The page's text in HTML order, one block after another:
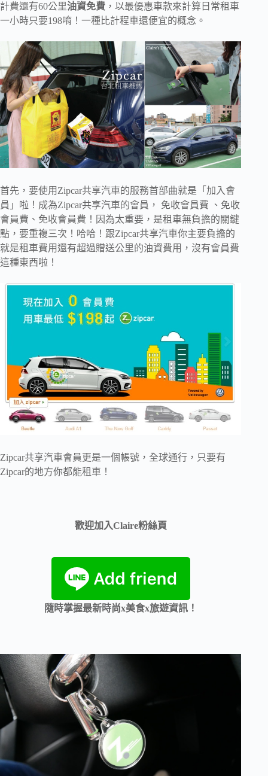
計費還有60公里油資免費 ，以最優惠車款來計算日常租車
一小時只要198唷！一種比計程車還便宜的概念。
首先，要使用Zipcar共享汽車的服務首部曲就是「加入會
員」啦！成為Zipcar共享汽車的會員， 免收會員費 、免收
會員費、免收會員費！因為太重要，是租車無負擔的關鍵
點，要重複三次！哈哈！跟Zipcar共享汽車你主要負擔的
就是租車費用還有超過贈送公里的油資費用，沒有會員費
這種東西啦！
Zipcar共享汽車會員更是一個帳號，全球通行，只要有
Zipcar的地方你都能租車！
歡迎加入Claire粉絲頁
隨時掌握最新時尚x美食x旅遊資訊！